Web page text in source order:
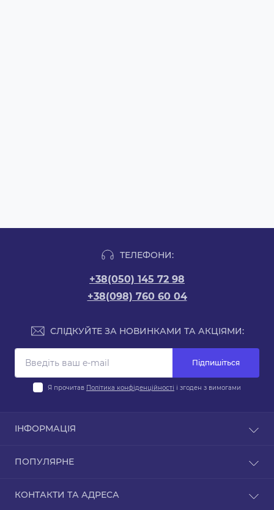
ТЕЛЕФОНИ:
+38(050) 145 72 98
+38(098) 760 60 04
СЛІДКУЙТЕ ЗА НОВИНКАМИ ТА АКЦІЯМИ:
Підпишіться
Я прочитав Політика конфіденційності і згоден з вимогами
ІНФОРМАЦІЯ
Доставка
Повернення / Обмін
ПОПУЛЯРНЕ
Акумулятори для легкових авто
КОНТАКТИ ТА АДРЕСА